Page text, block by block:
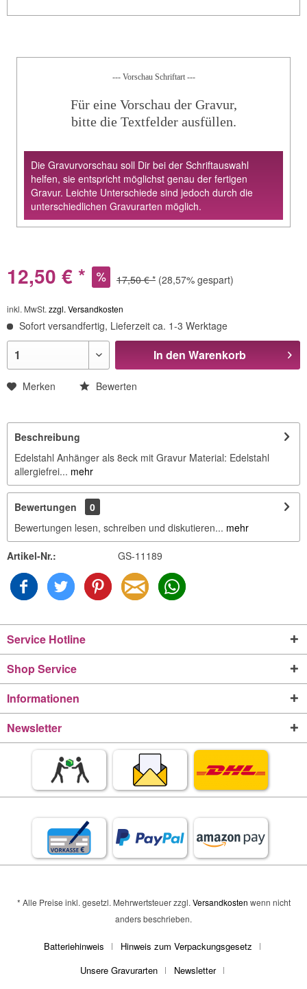
--- Vorschau Schriftart ---
Für eine Vorschau der Gravur,
bitte die Textfelder ausfüllen.
Die Gravurvorschau soll Dir bei der Schriftauswahl
helfen, sie entspricht möglichst genau der fertigen
Gravur. Leichte Unterschiede sind jedoch durch die
unterschiedlichen Gravurarten möglich.
12,50 € * 17,50 € * (28,57% gespart)
inkl. MwSt.zzgl. Versandkosten
Sofort versandfertig, Lieferzeit ca. 1-3 Werktage
In den Warenkorb
Merken Bewerten
Beschreibung
Edelstahl Anhänger als 8eck mit Gravur Material: Edelstahl
allergiefrei... mehr
Bewertungen
0
Bewertungen lesen, schreiben und diskutieren... mehr
Artikel-Nr.: GS-11189
Service Hotline
Shop Service
Informationen
Newsletter
* Alle Preise inkl. gesetzl. Mehrwertsteuer zzgl. Versandkosten wenn nicht
anders beschrieben.
Batteriehinweis
Hinweis zum Verpackungsgesetz
Unsere Gravurarten
Newsletter